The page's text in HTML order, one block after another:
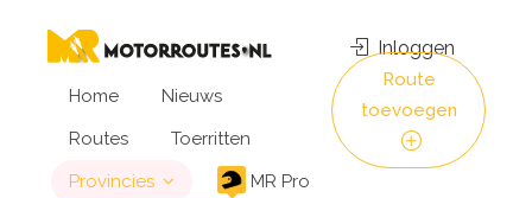
Home
Nieuws
Routes
Toerritten
Provincies
MR Pro
Inloggen
Route
toevoegen